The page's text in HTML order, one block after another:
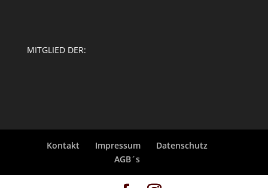
MITGLIED DER:
Kontakt Impressum
Datenschutz
AGB´s